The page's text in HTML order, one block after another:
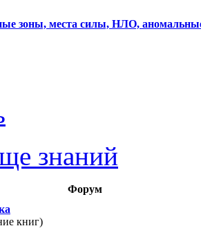
зоны, места силы, НЛО,
знаний
Форум
книг)